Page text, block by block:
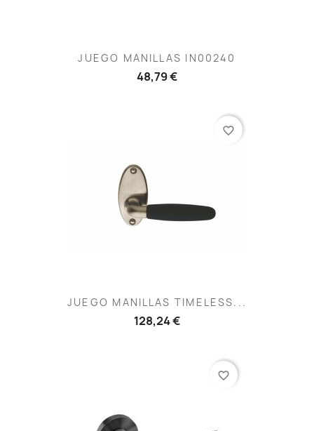
JUEGO MANILLAS IN00240
48,79 €
JUEGO MANILLAS TIMELESS...
128,24 €
favorite_border
favorite_border